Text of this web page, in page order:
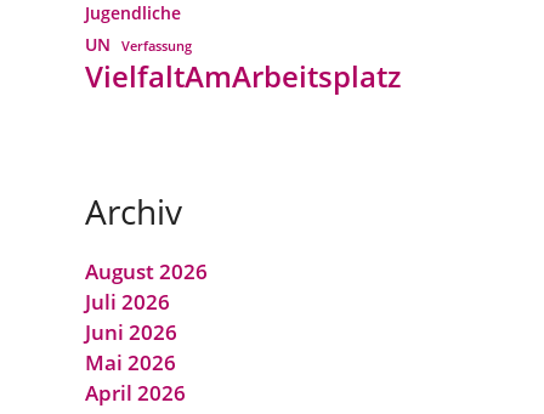
Jugendliche
UN
Verfassung
VielfaltAmArbeitsplatz
Archiv
August 2026
Juli 2026
Juni 2026
Mai 2026
April 2026